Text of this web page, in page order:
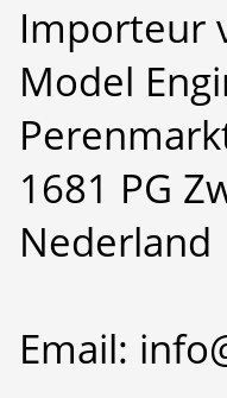
Importeur
Model
1681 PG
Nederland
Email: